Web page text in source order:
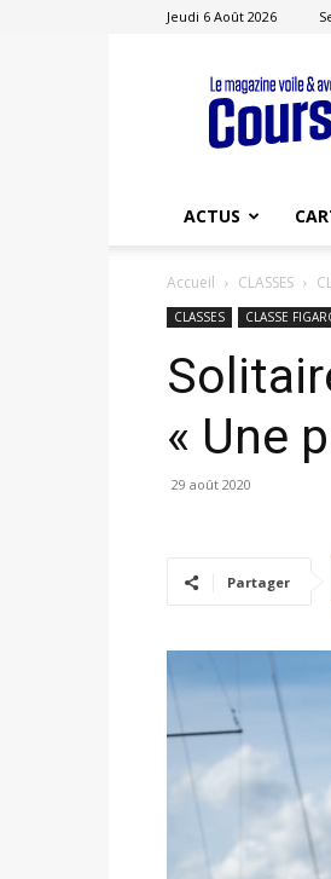
Jeudi 6 Août 2026
ACTUS
Accueil CLASSES
CLASSES CLASSE
« Une
29 août 2020
Partager